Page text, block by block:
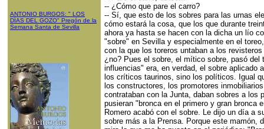
ANTONIO BURGOS: " LOS
DÍAS DEL GOZO" Pregón de la
Semana Santa de Sevilla
-- ¿Cómo que pare el carro?
-- Sí, que esto de los sobres para las urnas
cómo estará la cosa, que los que durante
ahora ya hasta se hacen con la dicha un lío
"sobre" en Sevilla y especialmente en el
con la que los toreros untaban a los
¿no? Pues el sobre, el mítico sobre, pasó
influencias" era, en verdad, el sobre aplicado
los críticos taurinos, sino los políticos. Igual
los constructores, los promotores
contrataban con la Junta, daban sobres a los
pusieran "bronca en el primero y gran bronca
Romero acabó con el sobre. Le dijo un día a
sobre más a la Prensa. Porque este mamón,